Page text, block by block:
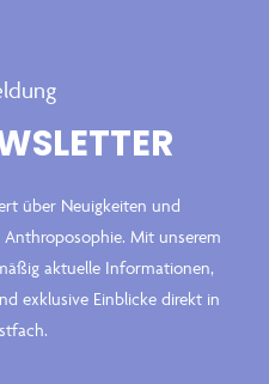
über Neuigkeiten und
Mit unserem
aktuelle Informationen,
exklusive Einblicke direkt in